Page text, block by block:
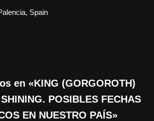
Spain
en «KING (GORGOROTH)
POSIBLES FECHAS
EN NUESTRO PAÍS»